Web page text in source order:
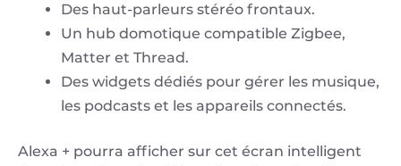
Des haut-parleurs stéréo frontaux.
Un hub domotique compatible Zigbee,
Matter et Thread.
Des widgets dédiés pour gérer les musique,
les podcasts et les appareils connectés.
Alexa + pourra afficher sur cet écran intelligent